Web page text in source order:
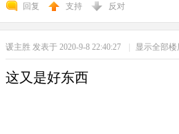
回复 支持 反对
谖主胜 发表于 2020-9-8 22:40:27 | 显示全部楼
这又是好东西